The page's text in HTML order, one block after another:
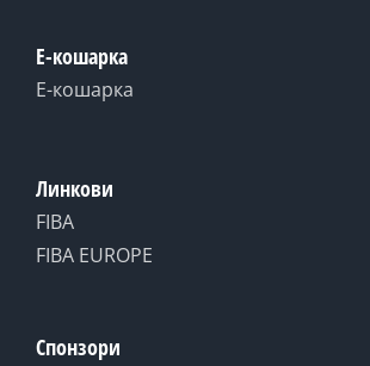
Е-кошарка
Е-кошарка
Линкови
FIBA
FIBA EUROPE
Спонзори